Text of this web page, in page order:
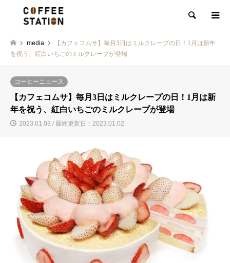
検索
media
【カフェコムサ】毎月3日はミルクレープの日！1月は新年
を祝う、紅白いちごのミルクレープが登場
コーヒーニュース
【カフェコムサ】毎月3日はミルクレープの日！1月は新
年を祝う、紅白いちごのミルクレープが登場
2023.01.03 / 最終更新日：2023.01.02